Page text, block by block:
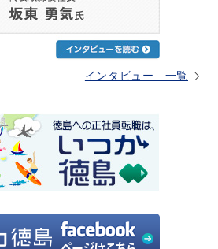
インタビュー 一覧